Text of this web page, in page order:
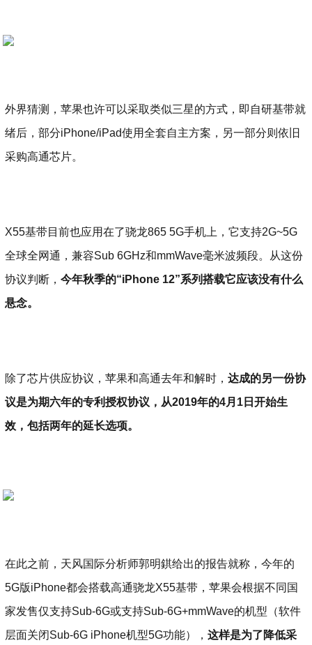
外界猜测，苹果也许可以采取类似三星的方式，即自研基带就
绪后，部分iPhone/iPad使用全套自主方案，另一部分则依旧
采购高通芯片。
X55基带目前也应用在了骁龙865 5G手机上，它支持2G~5G
全球全网通，兼容Sub 6GHz和mmWave毫米波频段。从这份
协议判断，今年秋季的“iPhone 12”系列搭载它应该没有什么
悬念。
除了芯片供应协议，苹果和高通去年和解时，达成的另一份协
议是为期六年的专利授权协议，从2019年的4月1日开始生
效，包括两年的延长选项。
在此之前，天风国际分析师郭明錤给出的报告就称，今年的
5G版iPhone都会搭载高通骁龙X55基带，苹果会根据不同国
家发售仅支持Sub-6G或支持Sub-6G+mmWave的机型（软件
层面关闭Sub-6G iPhone机型5G功能），这样是为了降低采